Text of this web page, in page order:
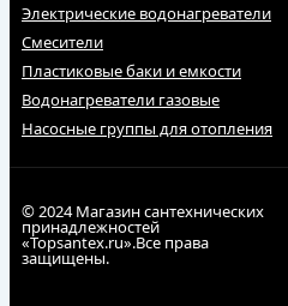
Электрические водонагреватели
Смесители
Пластиковые баки и емкости
Водонагреватели газовые
Насосные группы для отопления
© 2024 Магазин сантехнических
принадлежностей
«Topsantex.ru».Все права
защищены.